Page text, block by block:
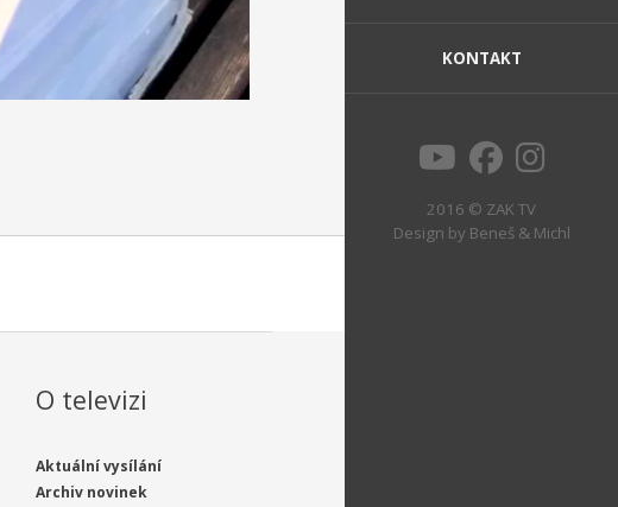
KONTAKT
2016 © ZAK TV
Design by Beneš & Michl
O televizi
Aktuální vysílání
Archiv novinek